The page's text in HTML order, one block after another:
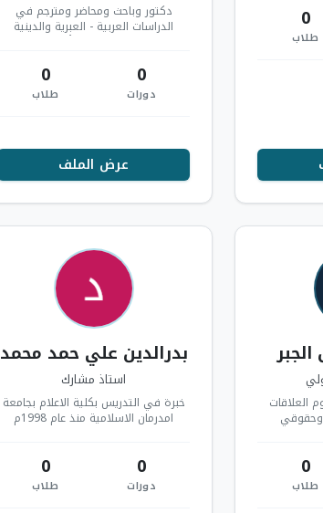
0
طلاب
دكتور وباحث ومحاضر ومترجم في
الدراسات العربية - العبرية والدينية
(اليهودية والإسلام) والأدبية (القصص
0
دورات
0
طلاب
عرض الملف
العلاقات
وحقوقي
0
طلاب
بدرالدين علي حمد محمد
استاذ مشارك
خبرة في التدريس بكلية الاعلام بجامعة
امدرمان الاسلامية منذ عام 1998م
0
دورات
0
طلاب